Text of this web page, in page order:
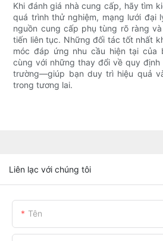
Khi đánh giá nhà cung cấp, hãy tìm
quá trình thử nghiệm, mạng lưới đại
nguồn cung cấp phụ tùng rõ ràng
tiến liên tục. Những đối tác tốt nhất
móc đáp ứng nhu cầu hiện tại của
cùng với những thay đổi về quy
trường—giúp bạn duy trì hiệu quả
trong tương lai.
Liên lạc với chúng tôi
Tên